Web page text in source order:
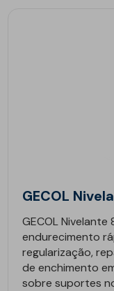
GECOL
GECOL
endurecimento
regularização,
de enchimento
sobre suportes